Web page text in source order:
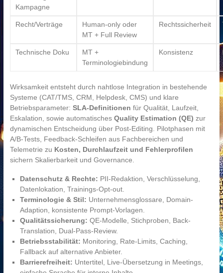
Kampagne
Recht/Verträge
Human-only oder
MT + Full Review
Rechtssicherheit
Technische Doku
MT +
Terminologiebindung
Konsistenz
Wirksamkeit entsteht durch nahtlose Integration in bestehende
Systeme (CAT/TMS, CRM, Helpdesk, CMS) und klare
Betriebsparameter: SLA-Definitionen für Qualität, Laufzeit,
Eskalation, sowie automatisches Quality Estimation (QE) zur
dynamischen Entscheidung über Post-Editing. Pilotphasen mit
A/B-Tests, Feedback-Schleifen aus Fachbereichen und
Telemetrie zu Kosten, Durchlaufzeit und Fehlerprofilen
sichern Skalierbarkeit und Governance.
Datenschutz & Rechte: PII-Redaktion, Verschlüsselung,
Datenlokation, Trainings-Opt-out.
Terminologie & Stil: Unternehmensglossare, Domain-
Adaption, konsistente Prompt-Vorlagen.
Qualitätssicherung: QE-Modelle, Stichproben, Back-
Translation, Dual-Pass-Review.
Betriebsstabilität: Monitoring, Rate-Limits, Caching,
Fallback auf alternative Anbieter.
Barrierefreiheit: Untertitel, Live-Übersetzung in Meetings,